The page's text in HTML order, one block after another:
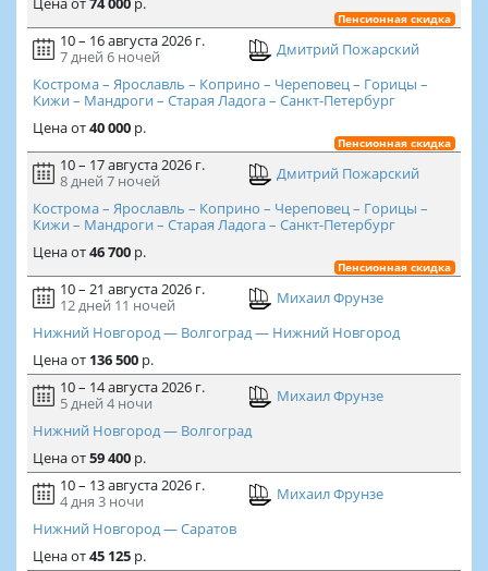
Пенсионная скидка
10 – 16 августа 2026 г.
7 дней 6 ночей
Дмитрий Пожарский
Кострома – Ярославль – Коприно – Череповец – Горицы –
Кижи – Мандроги – Старая Ладога – Санкт-Петербург
Ценаот40 000р.
Пенсионная скидка
10 – 17 августа 2026 г.
8 дней 7 ночей
Дмитрий Пожарский
Кострома – Ярославль – Коприно – Череповец – Горицы –
Кижи – Мандроги – Старая Ладога – Санкт-Петербург
Ценаот46 700р.
Пенсионная скидка
10 – 21 августа 2026 г.
12 дней 11 ночей
Михаил Фрунзе
Нижний Новгород — Волгоград — Нижний Новгород
Ценаот 136 500р.
10 – 14 августа 2026 г.
5 дней 4 ночи
Михаил Фрунзе
Нижний Новгород — Волгоград
Ценаот59 400р.
10 – 13 августа 2026 г.
4 дня 3 ночи
Михаил Фрунзе
Нижний Новгород — Саратов
Ценаот45 125р.